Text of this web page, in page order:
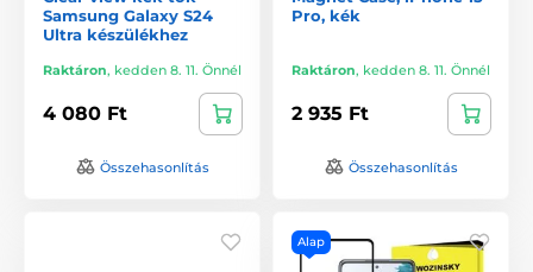
Samsung Galaxy S24
Ultra készülékhez
Raktáron, kedden 8. 11. Önnél
4 080 Ft
Összehasonlítás
Pro, kék
Raktáron, kedden 8. 11. Önnél
2 935 Ft
Összehasonlítás
Alap